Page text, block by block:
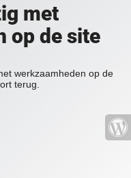
met
op de site
werkzaamheden op de
terug.